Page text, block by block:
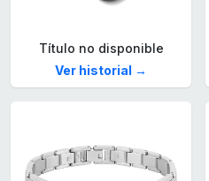
Título no disponible
Ver historial →